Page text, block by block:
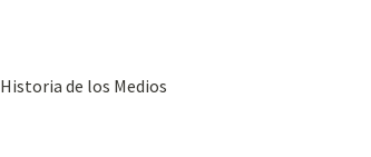
Historia de los Medios